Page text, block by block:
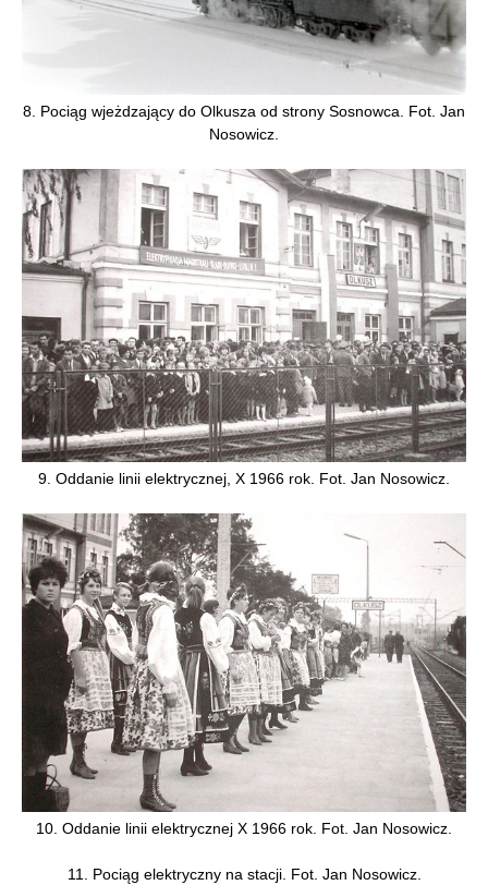
8. Pociąg wjeżdzający do Olkusza od strony Sosnowca. Fot. Jan
Nosowicz.
9. Oddanie linii elektrycznej, X 1966 rok. Fot. Jan Nosowicz.
10. Oddanie linii elektrycznej X 1966 rok. Fot. Jan Nosowicz.
11. Pociąg elektryczny na stacji. Fot. Jan Nosowicz.